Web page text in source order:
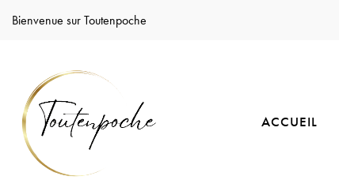
Bienvenue sur Toutenpoche
ACCUEIL